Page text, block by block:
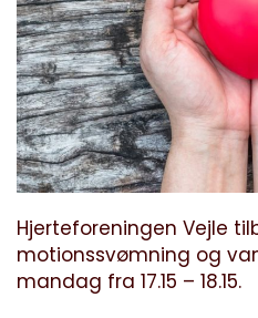
Hjerteforeningen Vejle
motionssvømning og
mandag fra 17.15 – 18.15.